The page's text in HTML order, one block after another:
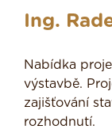
Ing.
Nabídka
výstavbě.
zajišťování
rozhodnutí.